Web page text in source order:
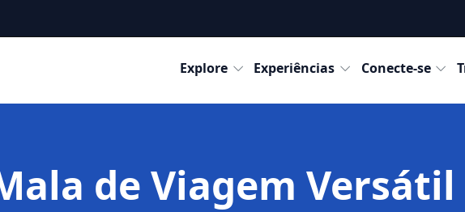
Explore Experiências Conecte-se
Destinos
de Viagem